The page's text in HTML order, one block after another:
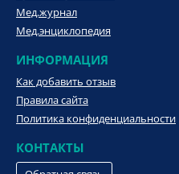
Мед.журнал
Мед.энциклопедия
ИНФОРМАЦИЯ
Как добавить отзыв
Правила сайта
Политика конфиденциальности
КОНТАКТЫ